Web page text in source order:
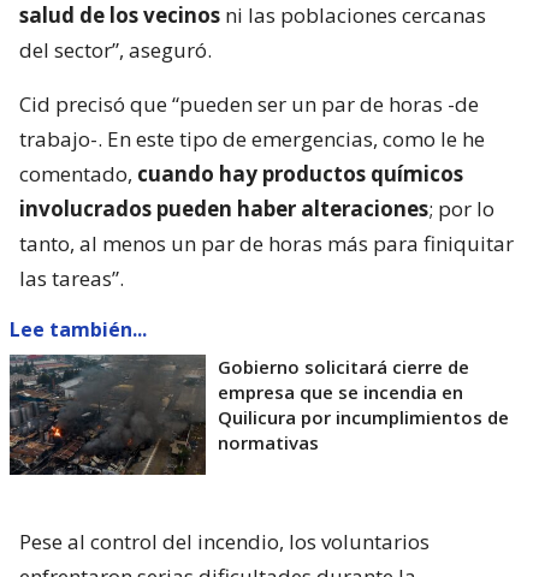
salud de los vecinos ni las poblaciones cercanas
del sector”, aseguró.
Cid precisó que “pueden ser un par de horas -de
trabajo-. En este tipo de emergencias, como le he
comentado, cuando hay productos químicos
involucrados pueden haber alteraciones; por lo
tanto, al menos un par de horas más para finiquitar
las tareas”.
Lee también...
Gobierno solicitará cierre de
empresa que se incendia en
Quilicura por incumplimientos de
normativas
Pese al control del incendio, los voluntarios